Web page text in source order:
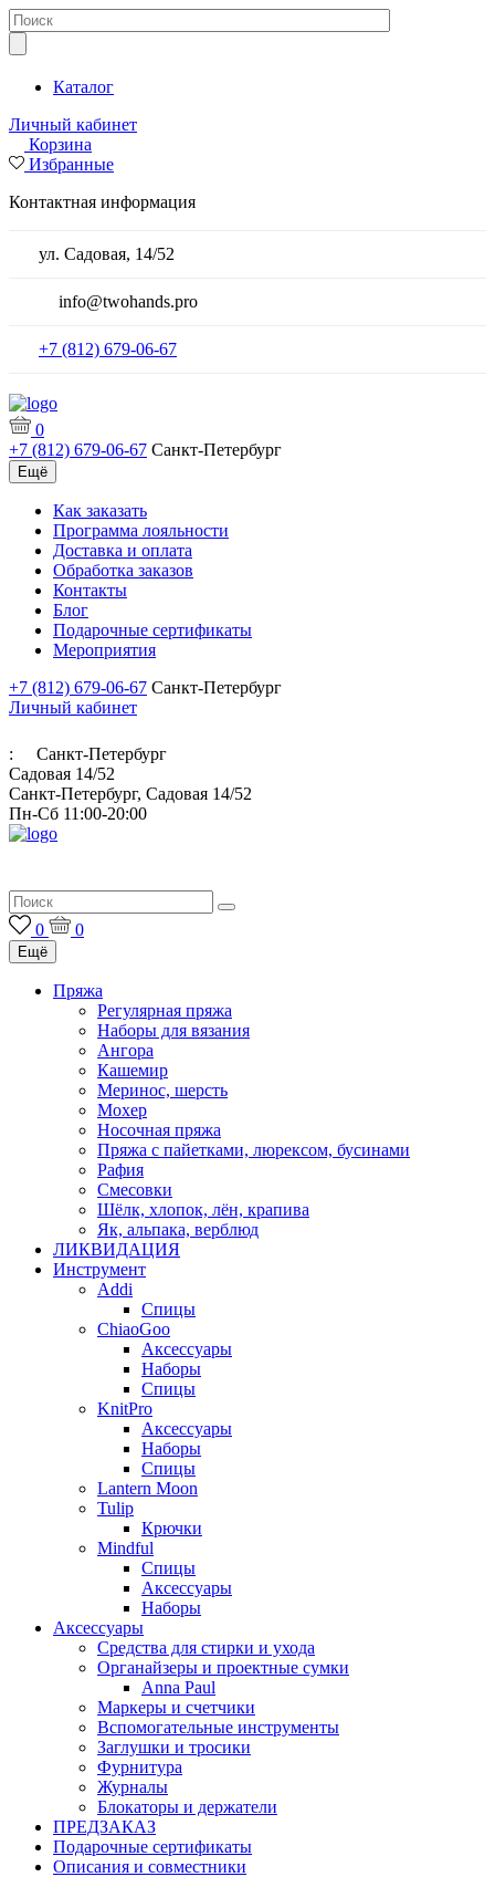
Каталог
Личный кабинет
Корзина
Избранные
Контактная информация
ул. Садовая, 14/52
info@twohands.pro
+7 (812) 679-06-67
0
+7 (812) 679-06-67 Санкт-Петербург
Ещё
Как заказать
Программа лояльности
Доставка и оплата
Обработка заказов
Контакты
Блог
Подарочные сертификаты
Мероприятия
+7 (812) 679-06-67 Санкт-Петербург
Личный кабинет
:
Санкт-Петербург
Садовая 14/52
Санкт-Петербург, Садовая 14/52
Пн-Сб 11:00-20:00
0 0
Ещё
Пряжа
Регулярная пряжа
Наборы для вязания
Ангора
Кашемир
Меринос, шерсть
Мохер
Носочная пряжа
Пряжа с пайетками, люрексом, бусинами
Рафия
Смесовки
Шёлк, хлопок, лён, крапива
Як, альпака, верблюд
ЛИКВИДАЦИЯ
Инструмент
Addi
Спицы
ChiaoGoo
Аксессуары
Наборы
Спицы
KnitPro
Аксессуары
Наборы
Спицы
Lantern Moon
Tulip
Крючки
Mindful
Спицы
Аксессуары
Наборы
Аксессуары
Средства для стирки и ухода
Органайзеры и проектные сумки
Anna Paul
Маркеры и счетчики
Вспомогательные инструменты
Заглушки и тросики
Фурнитура
Журналы
Блокаторы и держатели
ПРЕДЗАКАЗ
Подарочные сертификаты
Описания и совместники